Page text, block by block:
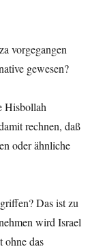
vorgegangen
gewesen?
Hisbollah
rechnen, daß
oder ähnliche
Das ist zu
wird Israel
ohne das